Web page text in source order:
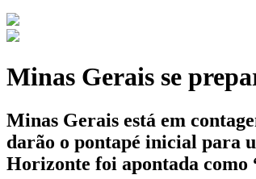
Minas Gerais se
Minas Gerais está em
darão o pontapé inicial para
Horizonte foi apontada